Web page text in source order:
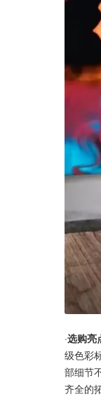
·选购亮
级色彩
部细节
齐全的